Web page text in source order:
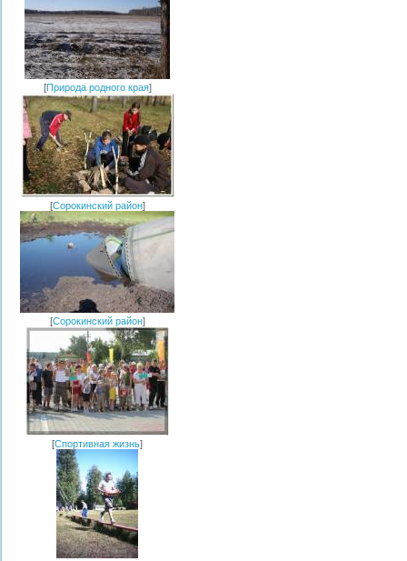
[Природа родного края]
[Сорокинский район]
[Сорокинский район]
[Спортивная жизнь]